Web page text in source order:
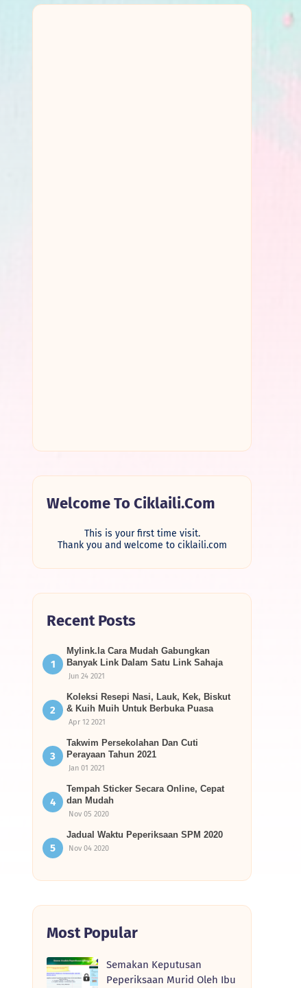
Welcome To Ciklaili.com
This is your first time visit.
Thank you and welcome to ciklaili.com
Recent Posts
Mylink.la Cara Mudah Gabungkan
Banyak Link Dalam Satu Link Sahaja
Jun 24 2021
Koleksi Resepi Nasi, Lauk, Kek, Biskut
& Kuih Muih Untuk Berbuka Puasa
Apr 12 2021
Takwim Persekolahan Dan Cuti
Perayaan Tahun 2021
Jan 01 2021
Tempah Sticker Secara Online, Cepat
dan Mudah
Nov 05 2020
Jadual Waktu Peperiksaan SPM 2020
Nov 04 2020
Most Popular
Semakan Keputusan
Peperiksaan Murid Oleh Ibu